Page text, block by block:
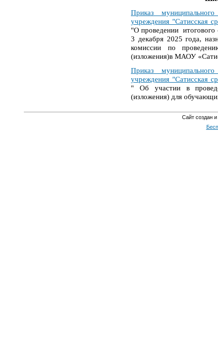
Приказ
учреждения "Сатисская
"О проведении итогового
3 декабря 2025 года,
комиссии по
(изложения)в МАОУ
Приказ
учреждения "Сатисская
" Об участии в
(изложения) для
Сайт создан